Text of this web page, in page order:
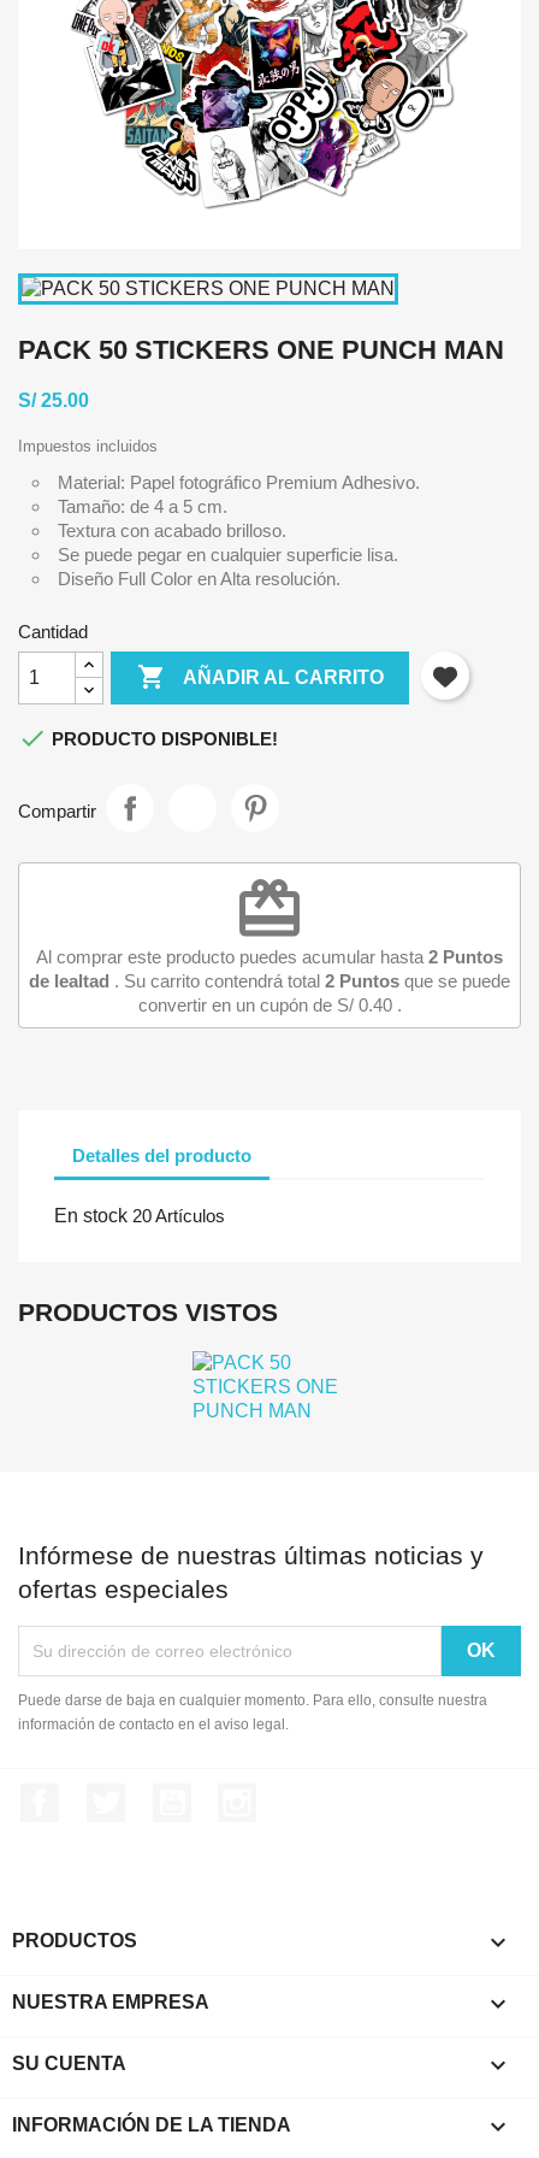
PACK 50 STICKERS ONE PUNCH MAN
S/ 25.00
Impuestos incluidos
Material: Papel fotográfico Premium Adhesivo.
Tamaño: de 4 a 5 cm.
Textura con acabado brilloso.
Se puede pegar en cualquier superficie lisa.
Diseño Full Color en Alta resolución.
Cantidad
 AÑADIR AL CARRITO
 PRODUCTO DISPONIBLE!
Compartir
redeem
Al comprar este producto puedes acumular hasta 2 Puntos
de lealtad . Su carrito contendrá total 2 Puntos que se puede
convertir en un cupón de S/ 0.40.
Detalles del producto
En stock 20 Artículos
PRODUCTOS VISTOS
Infórmese de nuestras últimas noticias y
ofertas especiales
Puede darse de baja en cualquier momento. Para ello, consulte nuestra
información de contacto en el aviso legal.
PRODUCTOS 
NUESTRA EMPRESA 
SU CUENTA 
INFORMACIÓN DE LA TIENDA keyboard_arrow_down
Iniciar sesión
Debe iniciar sesión para guardar productos en su lista de
Cancelar Iniciar sesión